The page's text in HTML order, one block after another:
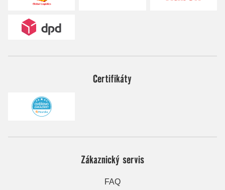
Certifikáty
Zákaznický servis
FAQ